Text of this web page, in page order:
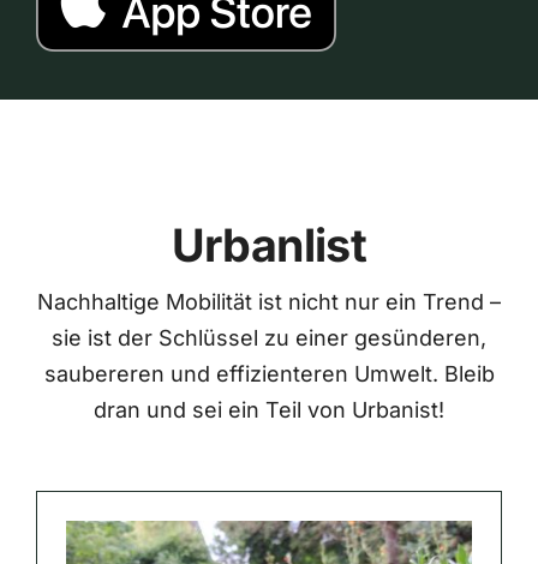
Urbanlist
Nachhaltige Mobilität ist nicht nur ein Trend –
sie ist der Schlüssel zu einer gesünderen,
saubereren und effizienteren Umwelt. Bleib
dran und sei ein Teil von Urbanist!